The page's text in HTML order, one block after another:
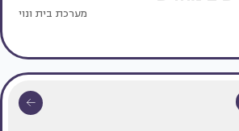
מערכת בית ונוי